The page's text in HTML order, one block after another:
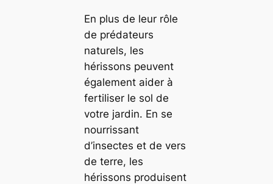
En plus de leur rôle
de prédateurs
naturels, les
hérissons peuvent
également aider à
fertiliser le sol de
votre jardin. En se
nourrissant
d’insectes et de vers
de terre, les
hérissons produisent